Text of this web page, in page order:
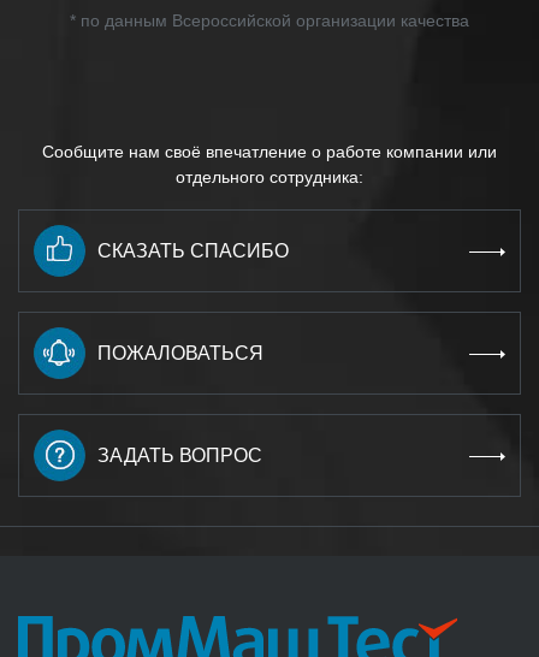
* по данным Всероссийской организации качества
Сообщите нам своё впечатление о работе компании или
отдельного сотрудника:
СКАЗАТЬ СПАСИБО
ПОЖАЛОВАТЬСЯ
ЗАДАТЬ ВОПРОС